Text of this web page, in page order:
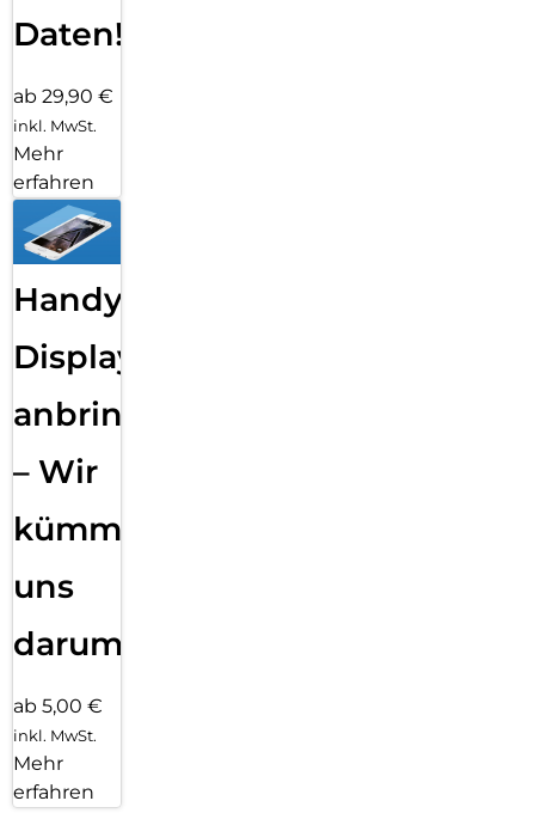
Daten!
ab 29,90 €
inkl. MwSt.
Mehr
erfahren
Handy
Displayfolie
anbringen
– Wir
kümmern
uns
darum!
ab 5,00 €
inkl. MwSt.
Mehr
erfahren